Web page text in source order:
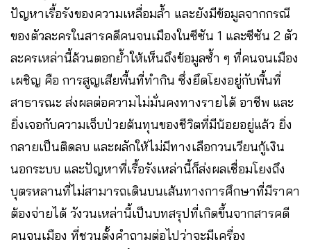
ปัญหาเรื้อรังของความเหลื่อมล้ำ และยังมีข้อมูลจากกรณี
ของตัวละครในสารคดีคนจนเมืองในซีซัน 1 และซีซัน 2 ตัว
ละครเหล่านี้ล้วนตอกย้ำให้เห็นถึงข้อมูลซ้ำ ๆ ที่คนจนเมือง
เผชิญ คือ การสูญเสียพื้นที่ทำกิน ซึ่งยึดโยงอยู่กับพื้นที่
สาธารณะ ส่งผลต่อความไม่มั่นคงทางรายได้ อาชีพ และ
ยิ่งเจอกับความเจ็บป่วยต้นทุนของชีวิตที่มีน้อยอยู่แล้ว ยิ่ง
กลายเป็นติดลบ และผลักให้ไม่มีทางเลือกวนเวียนกู้เงิน
นอกระบบ และปัญหาที่เรื้อรังเหล่านี้ก็ส่งผลเชื่อมโยงถึง
บุตรหลานที่ไม่สามารถเดินบนเส้นทางการศึกษาที่มีราคา
ต้องจ่ายได้ วังวนเหล่านี้เป็นบทสรุปที่เกิดขึ้นจากสารคดี
คนจนเมือง ที่ชวนตั้งคำถามต่อไปว่าจะมีเครื่อง